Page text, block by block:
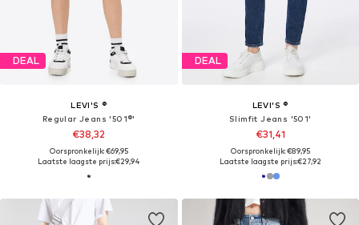
DEAL
LEVI'S ®
Regular Jeans '501®'
€38,32
Oorspronkelijk: €69,95
Laatste laagste prijs:€29,94
DEAL
LEVI'S ®
Slimfit Jeans '501'
€31,41
Oorspronkelijk: €89,95
Laatste laagste prijs:€27,92